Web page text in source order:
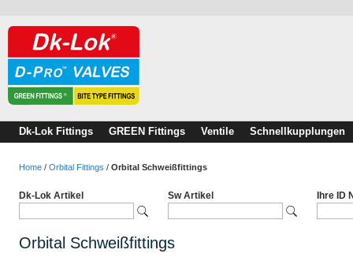
Dk-Lok Fittings GREEN Fittings Ventile Schnellkupplungen
Home / Orbital Fittings / Orbital Schweißfittings
Dk-Lok Artikel Sw Artikel Ihre ID
Orbital Schweißfittings